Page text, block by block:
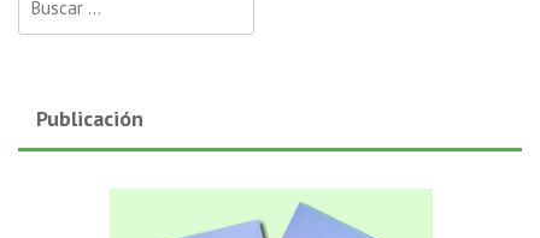
Publicación